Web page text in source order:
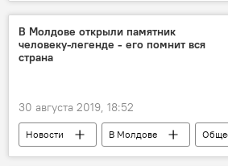
Происшествия Вулканешты
нашествие
опасность
В Молдове открыли памятник
человеку-легенде - его помнит вся
страна
30 августа 2019, 18:52
Новости В Молдове
памятник
Михай Волонтир